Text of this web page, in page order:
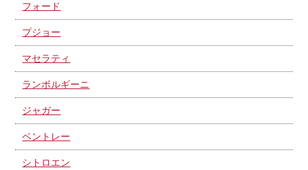
フォード
プジョー
マセラティ
ランボルギーニ
ジャガー
ベントレー
シトロエン